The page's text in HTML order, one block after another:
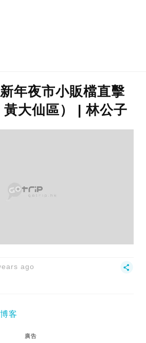
年夜市小販檔直擊
黃大仙區） | 林公子
ago
客
廣告